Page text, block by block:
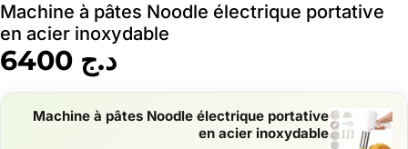
Machine à pâtes Noodle électrique portative
en acier inoxydable
د.ج
Machine à pâtes Noodle électrique portative
en acier inoxydable